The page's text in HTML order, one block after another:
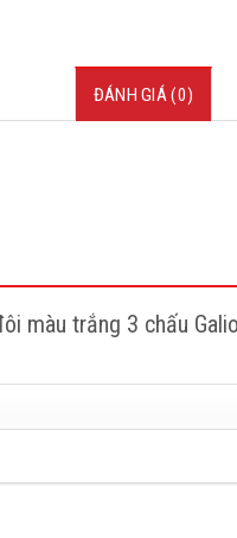
ĐÁNH GIÁ (0)
màu trắng 3 chấu